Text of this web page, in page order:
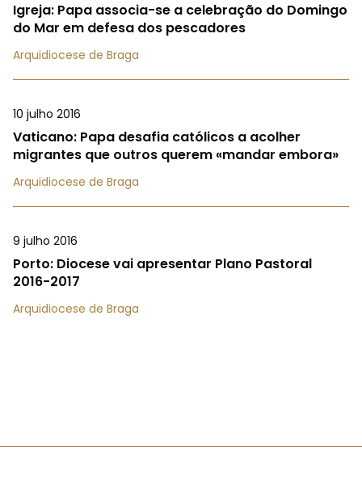
Igreja: Papa associa-se a celebração do Domingo
do Mar em defesa dos pescadores
Arquidiocese de Braga
10 julho 2016
Vaticano: Papa desafia católicos a acolher
migrantes que outros querem «mandar embora»
Arquidiocese de Braga
9 julho 2016
Porto: Diocese vai apresentar Plano Pastoral
2016-2017
Arquidiocese de Braga